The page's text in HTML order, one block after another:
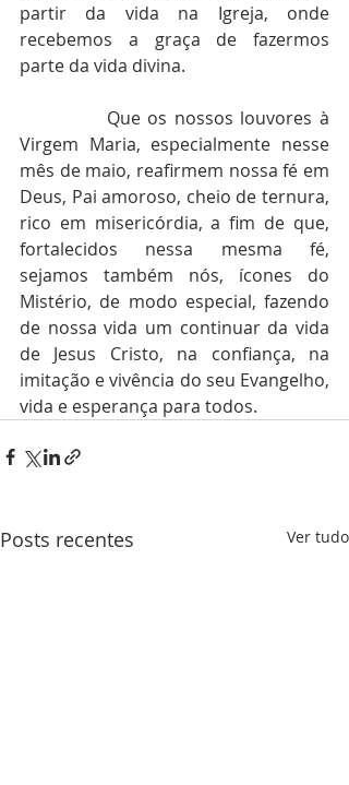
partir da vida na Igreja, onde
recebemos a graça de fazermos
parte da vida divina.
Virgem Maria, especialmente nesse
mês de maio, reafirmem nossa fé em
Deus, Pai amoroso, cheio de ternura,
rico em misericórdia, a fim de que,
fortalecidos nessa mesma fé,
sejamos também nós, ícones do
Mistério, de modo especial, fazendo
de nossa vida um continuar da vida
de Jesus Cristo, na confiança, na
imitação e vivência do seu Evangelho,
vida e esperança para todos.
Posts recentes Ver tudo